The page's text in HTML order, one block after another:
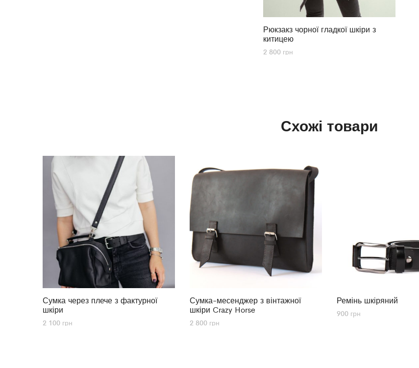
Рюкзакз чорної гладкої шкіри з
китицею
2 800 грн
Схожі товари
Сумка через плече з фактурної
шкіри
2 100 грн
Сумка-месенджер з вінтажної
шкіри Crazy Horse
2 800 грн
Ремінь шкіряний
900 грн